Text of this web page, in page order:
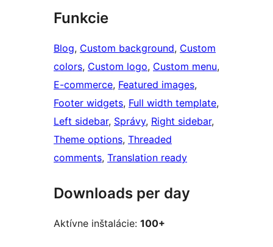
Funkcie
Blog, Custom background, Custom
colors, Custom logo, Custom menu
E-commerce, Featured images
Footer widgets, Full width template
Left sidebar, Správy, Right sidebar
Theme options, Threaded
comments, Translation ready
Downloads per day
Aktívne inštalácie: 100+